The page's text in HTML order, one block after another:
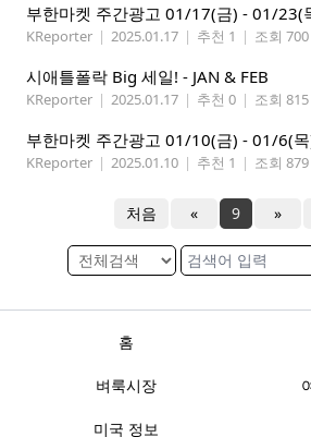
부한마켓 주간광고 01/17(금) - 01/23(
KReporter | 2025.01.17 | 추천 1 | 조회 700
시애틀폴락 Big 세일! - JAN & FEB
KReporter | 2025.01.17 | 추천 0 | 조회 815
부한마켓 주간광고 01/10(금) - 01/6(
KReporter | 2025.01.10 | 추천 1 | 조회 879
처음 « 9 »
홈
벼룩시장
미국 정보